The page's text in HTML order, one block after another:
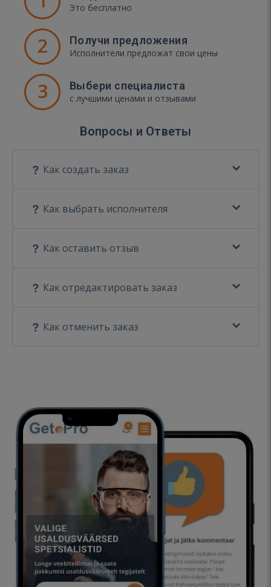
Это бесплатно
2 Получи предложения
Исполнители предложат свои цены
3 Выбери специалиста
с лучшими ценами и отзывами
Вопросы и Ответы
Как создать заказ
Как выбрать исполнителя
Как оставить отзыв
Как отредактировать заказ
Как отменить заказ